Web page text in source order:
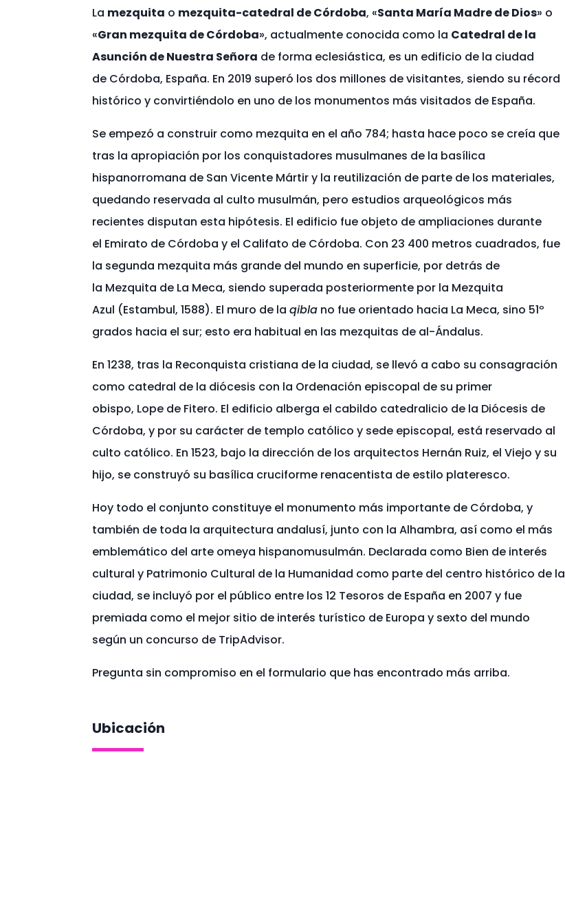
La mezquita o mezquita-catedral de Córdoba, ​ «Santa María Madre de Dios» o
«Gran mezquita de Córdoba», actualmente conocida como la Catedral de la
Asunción de Nuestra Señora de forma eclesiástica, es un edificio de la ciudad
de Córdoba, España. En 2019 superó los dos millones de visitantes, siendo su récord
histórico y convirtiéndolo en uno de los monumentos más visitados de España.
Se empezó a construir como mezquita en el año 784; hasta hace poco se creía que
tras la apropiación por los conquistadores musulmanes de la basílica
hispanorromana de San Vicente Mártir​ y la reutilización de parte de los materiales,
quedando reservada al culto musulmán, pero estudios arqueológicos más
recientes disputan esta hipótesis.​ El edificio fue objeto de ampliaciones durante
el Emirato de Córdoba y el Califato de Córdoba. Con 23 400 metros cuadrados, fue
la segunda mezquita más grande del mundo en superficie, por detrás de
la Mezquita de La Meca, siendo superada posteriormente por la Mezquita
Azul (Estambul, 1588). El muro de laqibla no fue orientado hacia La Meca, sino 51º
grados hacia el sur; esto era habitual en las mezquitas de al-Ándalus.
En 1238, tras la Reconquista cristiana de la ciudad, se llevó a cabo su consagración
como catedral de la diócesis con la Ordenación episcopal de su primer
obispo, Lope de Fitero.​ El edificio alberga el cabildo catedralicio de la Diócesis de
Córdoba, y por su carácter de templo católico y sede episcopal, está reservado al
culto católico. En 1523, bajo la dirección de los arquitectos Hernán Ruiz, el Viejo y su
hijo, se construyó su basílica cruciforme renacentista de estilo plateresco.
Hoy todo el conjunto constituye el monumento más importante de Córdoba, y
también de toda la arquitectura andalusí, junto con la Alhambra, así como el más
emblemático del arte omeya hispanomusulmán. Declarada como Bien de interés
cultural​ y Patrimonio Cultural de la Humanidad como parte del centro histórico de la
ciudad,​ se incluyó por el público entre los 12 Tesoros de España en 2007 y fue
premiada como el mejor sitio de interés turístico de Europa y sexto del mundo
según un concurso de TripAdvisor.
Pregunta sin compromiso en el formulario que has encontrado más arriba.​
Ubicación